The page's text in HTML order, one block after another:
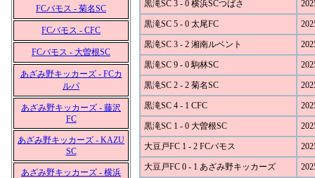
FCバモス - 菊名SC
FCバモス - CFC
FCバモス - 大曽根SC
あざみ野キッカーズ - FCカ
ルパ
あざみ野キッカーズ - 藤沢
FC
あざみ野キッカーズ - KAZU
SC
あざみ野キッカーズ - 横浜
黒滝SC 3 - 0 横浜SCつばさ
黒滝SC 5 - 0 太尾FC
黒滝SC 3 - 2 湘南ルベント
黒滝SC 9 - 0 駒林SC
黒滝SC 2 - 2 菊名SC
黒滝SC 4 - 1 CFC
黒滝SC 1 - 0 大曽根SC
大豆戸FC 1 - 2 FCバモス
大豆戸FC 0 - 1 あざみ野キッカーズ